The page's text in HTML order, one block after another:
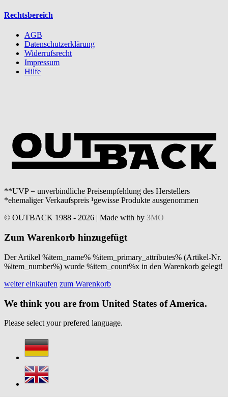
Rechtsbereich
AGB
Datenschutzerklärung
Widerrufsrecht
Impressum
Hilfe
**UVP = unverbindliche Preisempfehlung des Herstellers
*ehemaliger Verkaufspreis ¹gewisse Produkte ausgenommen
© OUTBACK 1988 - 2026 | Made with by 3MO
Zum Warenkorb hinzugefügt
Der Artikel %item_name% %item_primary_attributes% (Artikel-Nr.
%item_number%) wurde %item_count%x in den Warenkorb gelegt!
weiter einkaufen zum Warenkorb
We think you are from United States of America.
Please select your prefered language.